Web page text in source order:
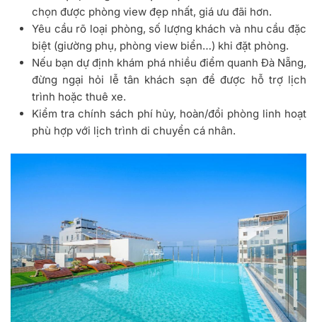
chọn được phòng view đẹp nhất, giá ưu đãi hơn.
Yêu cầu rõ loại phòng, số lượng khách và nhu cầu đặc
biệt (giường phụ, phòng view biển…) khi đặt phòng.
Nếu bạn dự định khám phá nhiều điểm quanh Đà Nẵng,
đừng ngại hỏi lễ tân khách sạn để được hỗ trợ lịch
trình hoặc thuê xe.
Kiểm tra chính sách phí hủy, hoàn/đổi phòng linh hoạt
phù hợp với lịch trình di chuyển cá nhân.